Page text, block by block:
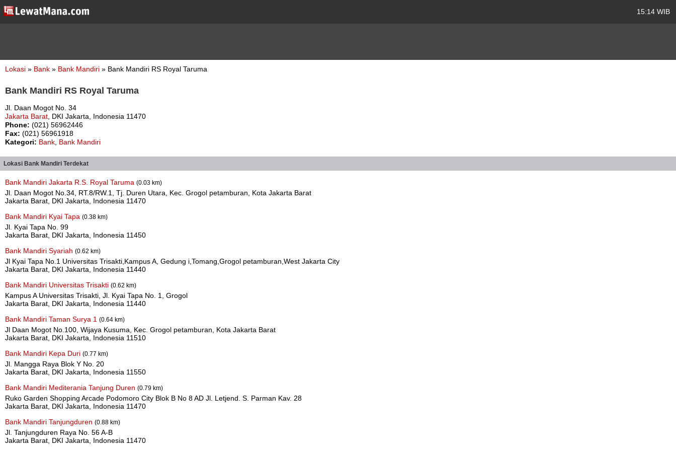
15:14 WIB
Lokasi » Bank » Bank Mandiri » Bank Mandiri RS Royal Taruma
Bank Mandiri RS Royal Taruma
Jl. Daan Mogot No. 34
Jakarta Barat , DKI Jakarta, Indonesia 11470
Phone: (021) 56962446
Fax: (021) 56961918
Kategori: Bank Bank Mandiri
Lokasi Bank Mandiri Terdekat
Bank Mandiri Jakarta R.S. Royal Taruma (0.03 km)
Jl. Daan Mogot No.34, RT.8/RW.1, Tj. Duren Utara, Kec. Grogol petamburan, Kota Jakarta Barat
Jakarta Barat, DKI Jakarta, Indonesia 11470
Bank Mandiri Kyai Tapa (0.38 km)
Jl. Kyai Tapa No. 99
Jakarta Barat, DKI Jakarta, Indonesia 11450
Bank Mandiri Syariah (0.62 km)
Jl Kyai Tapa No.1 Universitas Trisakti,Kampus A, Gedung i,Tomang,Grogol petamburan,West Jakarta City
Jakarta Barat, DKI Jakarta, Indonesia 11440
Bank Mandiri Universitas Trisakti (0.62 km)
Kampus A Universitas Trisakti, Jl. Kyai Tapa No. 1, Grogol
Jakarta Barat, DKI Jakarta, Indonesia 11440
Bank Mandiri Taman Surya 1 (0.64 km)
Jl Daan Mogot No.100, Wijaya Kusuma, Kec. Grogol petamburan, Kota Jakarta Barat
Jakarta Barat, DKI Jakarta, Indonesia 11510
Bank Mandiri Kepa Duri (0.77 km)
Jl. Mangga Raya Blok Y No. 20
Jakarta Barat, DKI Jakarta, Indonesia 11550
Bank Mandiri Mediterania Tanjung Duren (0.79 km)
Ruko Garden Shopping Arcade Podomoro City Blok B No 8 AD Jl. Letjend. S. Parman Kav. 28
Jakarta Barat, DKI Jakarta, Indonesia 11470
Bank Mandiri Tanjungduren (0.88 km)
Jl. Tanjungduren Raya No. 56 A-B
Jakarta Barat, DKI Jakarta, Indonesia 11470